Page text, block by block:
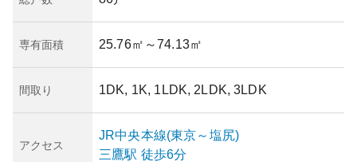
専有面積 25.76㎡ ～74.13㎡
間取り 1DK, 1K, 1LDK, 2LDK, 3LDK
アクセス
JR中央本線(東京～塩尻)
三鷹駅 徒歩6分